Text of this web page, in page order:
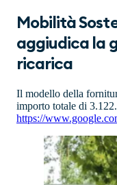
Mobilità
aggiudica la
ricarica
Il modello della
importo totale di
https://